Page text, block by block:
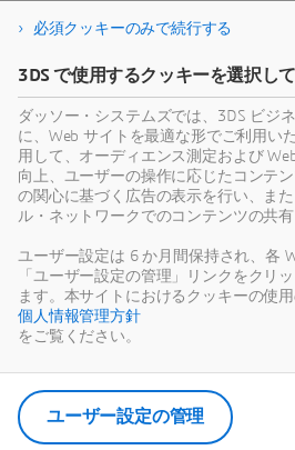
必須クッキーのみで続行する
3DS で使用するクッキーを選択し
ダッソー・システムズでは、3DS ビジ
に、Web サイトを最適な形でご利用い
用して、オーディエンス測定および
向上、ユーザーの操作に応じたコンテ
の関心に基づく広告の表示を行い、ま
ル・ネットワークでのコンテンツの共
ユーザー設定は 6 か月間保持され、各
「ユーザー設定の管理」リンクをクリ
ます。本サイトにおけるクッキーの使
個人情報管理方針
をご覧ください。
ユーザー設定の管理